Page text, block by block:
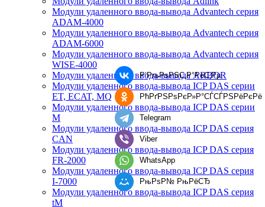
Модули удаленного ввода-вывода Advantech серия
ADAM-4000
Модули удаленного ввода-вывода Advantech серия
ADAM-6000
Модули удаленного ввода-вывода Advantech серия
WISE-4000
Модули удаленного ввода-вывода ARBOR
Модули удаленного ввода-вывода ICP DAS серии
ET, ECAT, MQ
Модули удаленного ввода-вывода ICP DAS серии
M
Модули удаленного ввода-вывода ICP DAS серия
CAN
Модули удаленного ввода-вывода ICP DAS серия
FR-2000
Модули удаленного ввода-вывода ICP DAS серия
I-7000
Модули удаленного ввода-вывода ICP DAS серия
tM
Р’РљРѕРЅС‚Р°РєС‚Рµ
РћРґРЅРѕРєР»Р°СЃСЃРЅРёРєРё
Telegram
Viber
WhatsApp
РњРѕР№ РњРёСЂ